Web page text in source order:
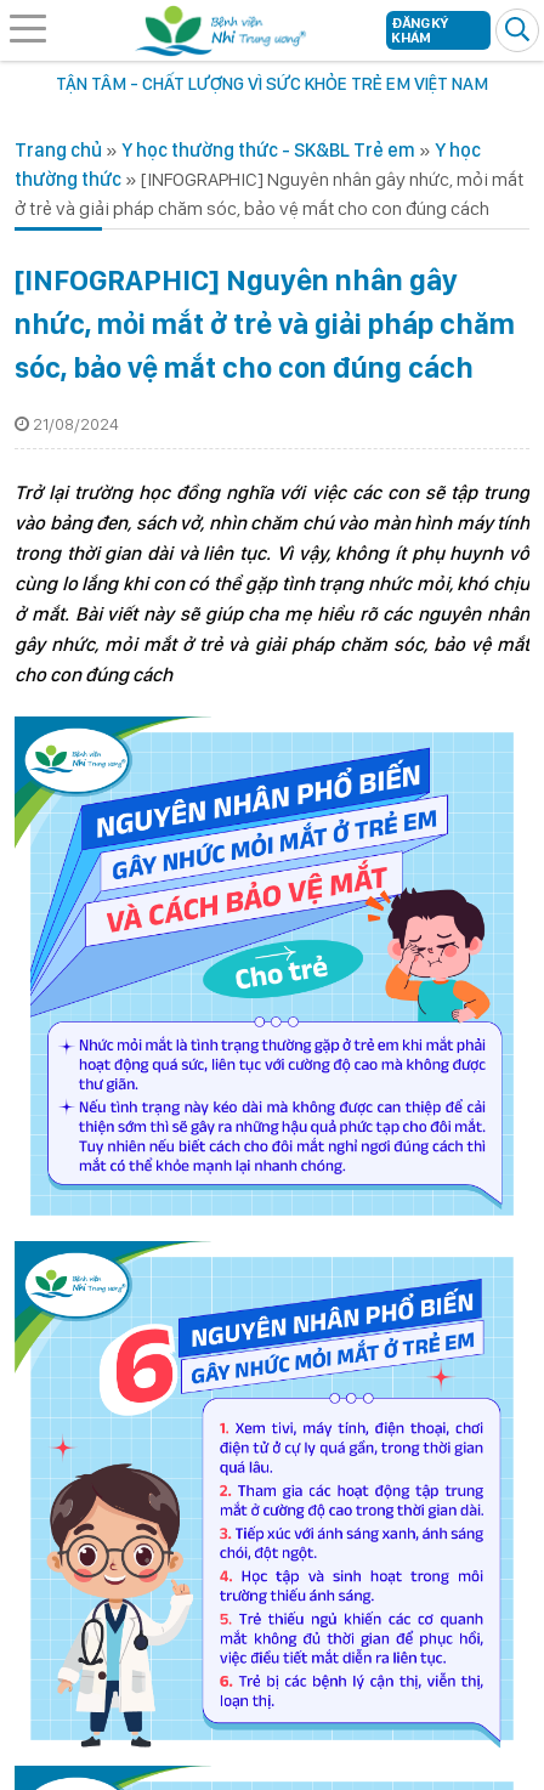
TẬN TÂM - CHẤT LƯỢNG VÌ SỨC KHỎE TRẺ EM VIỆT NAM
ĐĂNG KÝ
KHÁM
Trang chủ » Y học thường thức - SK&BL Trẻ em » Y học
thường thức » [INFOGRAPHIC] Nguyên nhân gây nhức, mỏi mắt
ở trẻ và giải pháp chăm sóc, bảo vệ mắt cho con đúng cách
[INFOGRAPHIC] Nguyên nhân gây
nhức, mỏi mắt ở trẻ và giải pháp chăm
sóc, bảo vệ mắt cho con đúng cách
21/08/2024
Trở lại trường học đồng nghĩa với việc các con sẽ tập trung
vào bảng đen, sách vở, nhìn chăm chú vào màn hình máy tính
trong thời gian dài và liên tục. Vì vậy, không ít phụ huynh vô
cùng lo lắng khi con có thể gặp tình trạng nhức mỏi, khó chịu
ở mắt. Bài viết này sẽ giúp cha mẹ hiểu rõ các nguyên nhân
gây nhức, mỏi mắt ở trẻ và giải pháp chăm sóc, bảo vệ mắt
cho con đúng cách